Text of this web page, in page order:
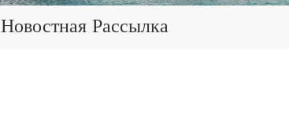
Новостная Рассылка